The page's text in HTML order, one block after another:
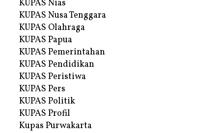
KUPAS Nias
KUPAS Nusa Tenggara
KUPAS Olahraga
KUPAS Papua
KUPAS Pemerintahan
KUPAS Pendidikan
KUPAS Peristiwa
KUPAS Pers
KUPAS Politik
KUPAS Profil
Kupas Purwakarta